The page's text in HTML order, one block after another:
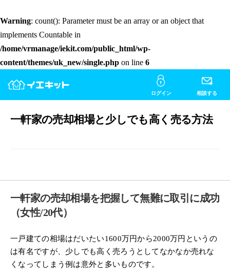
Warning: count(): Parameter must be an array or an object that
implements Countable in
/home/vrmanage/iekit.com/public_html/wp-
content/themes/uk_new/single.php on line 6
ログイン 相談する
一軒家の売却相場と少しでも高く売る方法
一軒家の売却相場を把握して無難に取引に成功
（女性/20代）
一戸建ての相場はだいたい1600万円から2000万円というの
は有名ですが、少しでも高く売ろうとしてなかなか売れな
くなってしまう例は意外と多いものです。